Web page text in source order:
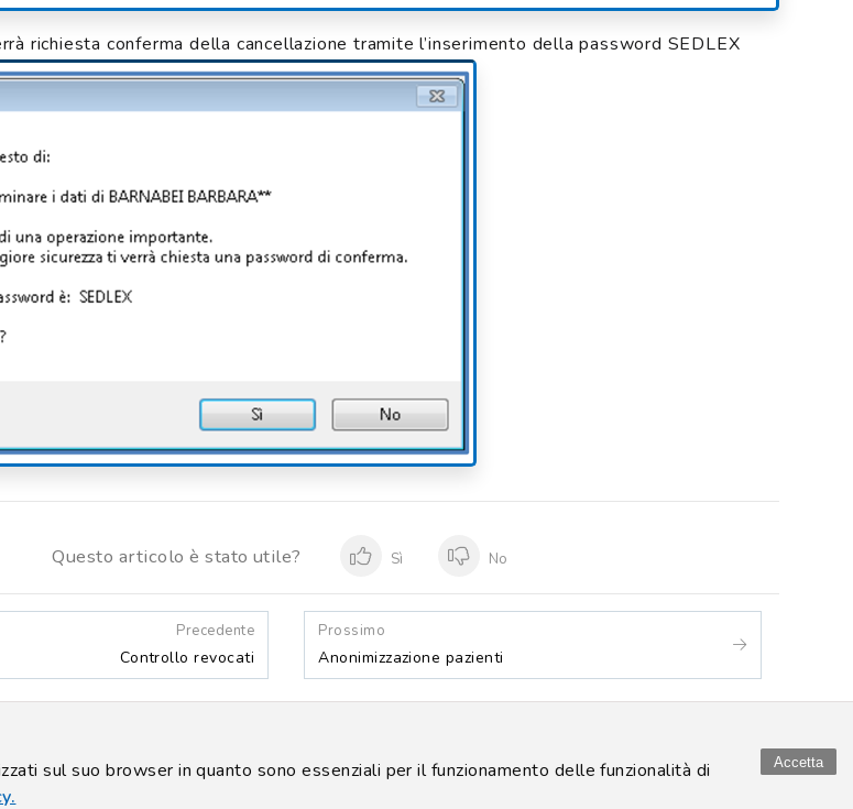
richiesta conferma della cancellazione tramite l’inserimento della password SEDLEX
Questo articolo è stato utile? Sì No
Precedente
Controllo revocati
Prossimo
Anonimizzazione pazienti
Privacy policy|Cookie policy
sul suo browser in quanto sono essenziali per il funzionamento delle funzionalità di
Accetta